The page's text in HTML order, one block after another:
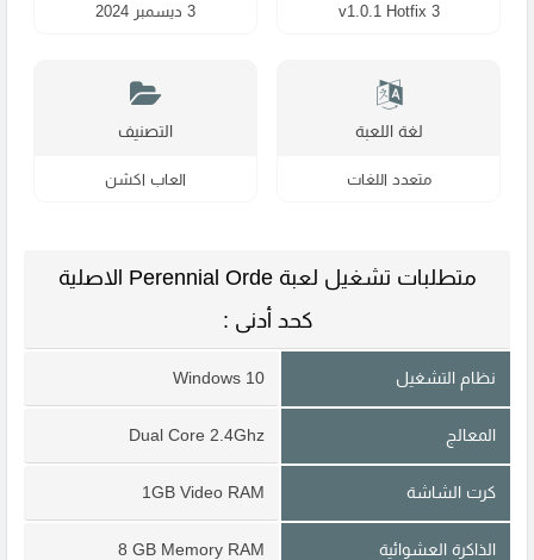
v1.0.1 Hotfix 3 3 ديسمبر 2024
لغة اللعبة
متعدد اللغات
التصنيف
العاب اكشن
متطلبات تشغيل لعبة Perennial Orde الاصلية
كحد أدنى :
نظام التشغيل Windows 10
المعالج Dual Core 2.4Ghz
كرت الشاشة 1GB Video RAM
الذاكرة العشوائية 8 GB Memory RAM